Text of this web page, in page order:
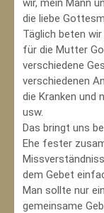
wir, mein Mann
die liebe
Täglich beten
für die Mutter
verschiedene
verschiedenen
die Kranken und
usw.
Das bringt uns
Ehe fester
dem Gebet
Man sollte nur
gemeinsame